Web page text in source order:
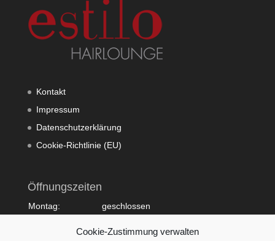
Cookie-Zustimmung verwalten
Kontakt
Impressum
Datenschutzerklärung
Cookie-Richtlinie (EU)
Öffnungszeiten
Montag:
geschlossen
09:00 - 18:00